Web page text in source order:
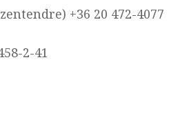
+36 20 472-4077
2-41